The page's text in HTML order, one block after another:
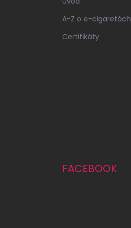
A-Z o e-cigaretách
Certifikáty
FACEBOOK